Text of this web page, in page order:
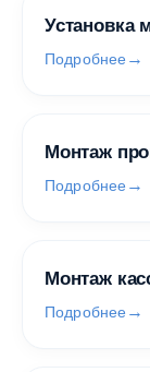
Установка
Подробнее
Монтаж
Подробнее
Монтаж
Подробнее